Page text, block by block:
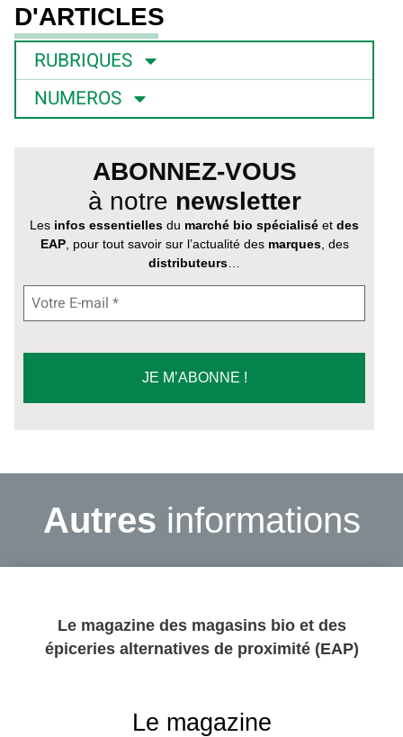
D'ARTICLES
RUBRIQUES
NUMEROS
ABONNEZ-VOUS
à notre newsletter
Les infos essentielles du marché bio spécialisé et des
EAP, pour tout savoir sur l’actualité des marques, des
distributeurs
Autres informations
Le magazine des magasins bioet des
épiceries alternatives de proximité(EAP)
Le magazine